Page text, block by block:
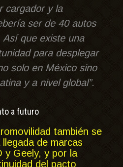
cargador y la
ser de 40 autos
Así que existe una
para desplegar
solo en México sino
y a nivel global”.
a futuro
también se
de marcas
y Geely, y por la
del pacto